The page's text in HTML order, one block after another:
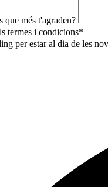
que més t'agraden?
termes i condicions*
per estar al dia de les